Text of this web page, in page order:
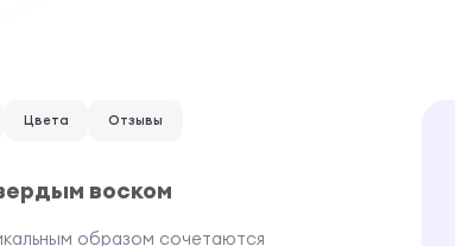
Цвета Отзывы
воском
образом сочетаются